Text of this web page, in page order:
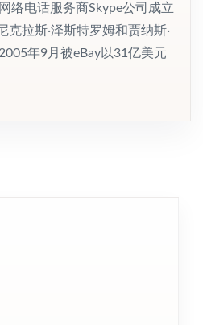
络电话服务商Skype公司成立
拉斯·泽斯特罗姆和贾纳斯·
年9月被eBay以31亿美元